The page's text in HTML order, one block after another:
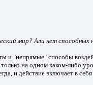
мир? Али нет способных
и "непрямые" способы
на одном каком-либо
и действие включает в себя